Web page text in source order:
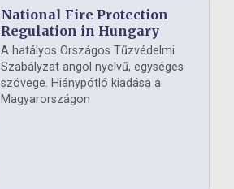
National Fire Protection
Regulation in Hungary
A hatályos Országos Tűzvédelmi
Szabályzat angol nyelvű, egységes
szövege. Hiánypótló kiadása a
Magyarországon